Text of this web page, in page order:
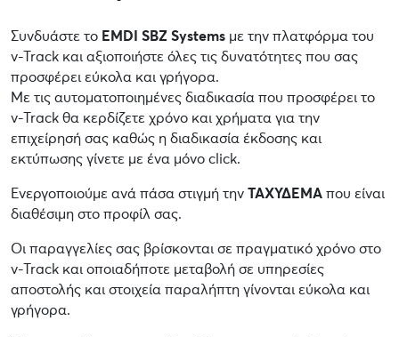
Συνδυάστε το EMDI SBZ Systems με την πλατφόρμα του
v-Track και αξιοποιήστε όλες τις δυνατότητες που σας
προσφέρει εύκολα και γρήγορα.
Με τις αυτοματοποιημένες διαδικασία που προσφέρει το
v-Track θα κερδίζετε χρόνο και χρήματα για την
επιχείρησή σας καθώς η διαδικασία έκδοσης και
εκτύπωσης γίνετε με ένα μόνο click.
Ενεργοποιούμε ανά πάσα στιγμή την ΤΑΧΥΔΕΜΑ που είναι
διαθέσιμη στο προφίλ σας.
Οι παραγγελίες σας βρίσκονται σε πραγματικό χρόνο στο
v-Track και οποιαδήποτε μεταβολή σε υπηρεσίες
αποστολής και στοιχεία παραλήπτη γίνονται εύκολα και
γρήγορα.